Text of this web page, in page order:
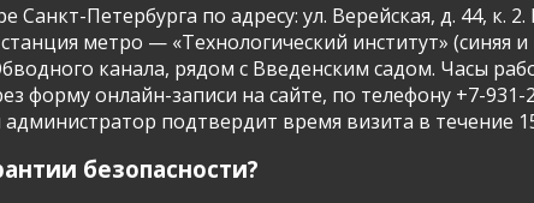
Санкт-Петербурга по адресу: ул. Верейская, д. 44,
метро — «Технологический институт»
канала, рядом с Введенским садом. Часы
форму онлайн-записи на сайте, по телефону +7-
подтвердит время визита в течение
безопасности?